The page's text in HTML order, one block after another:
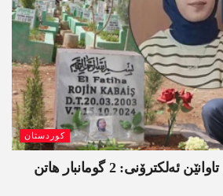
کوردستان
ل ئامەدێ ئۆپەراسیۆنا تاوانێن ئەلکترۆنی: 2 گومانبار ھاتن